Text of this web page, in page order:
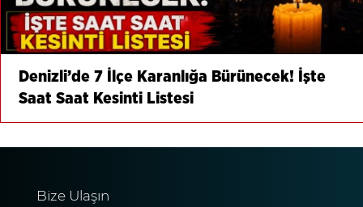
Denizli’de 7 İlçe Karanlığa Bürünecek! İşte
Saat Saat Kesinti Listesi
Bize Ulaşın